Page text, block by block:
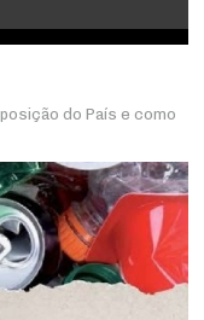
do País e como